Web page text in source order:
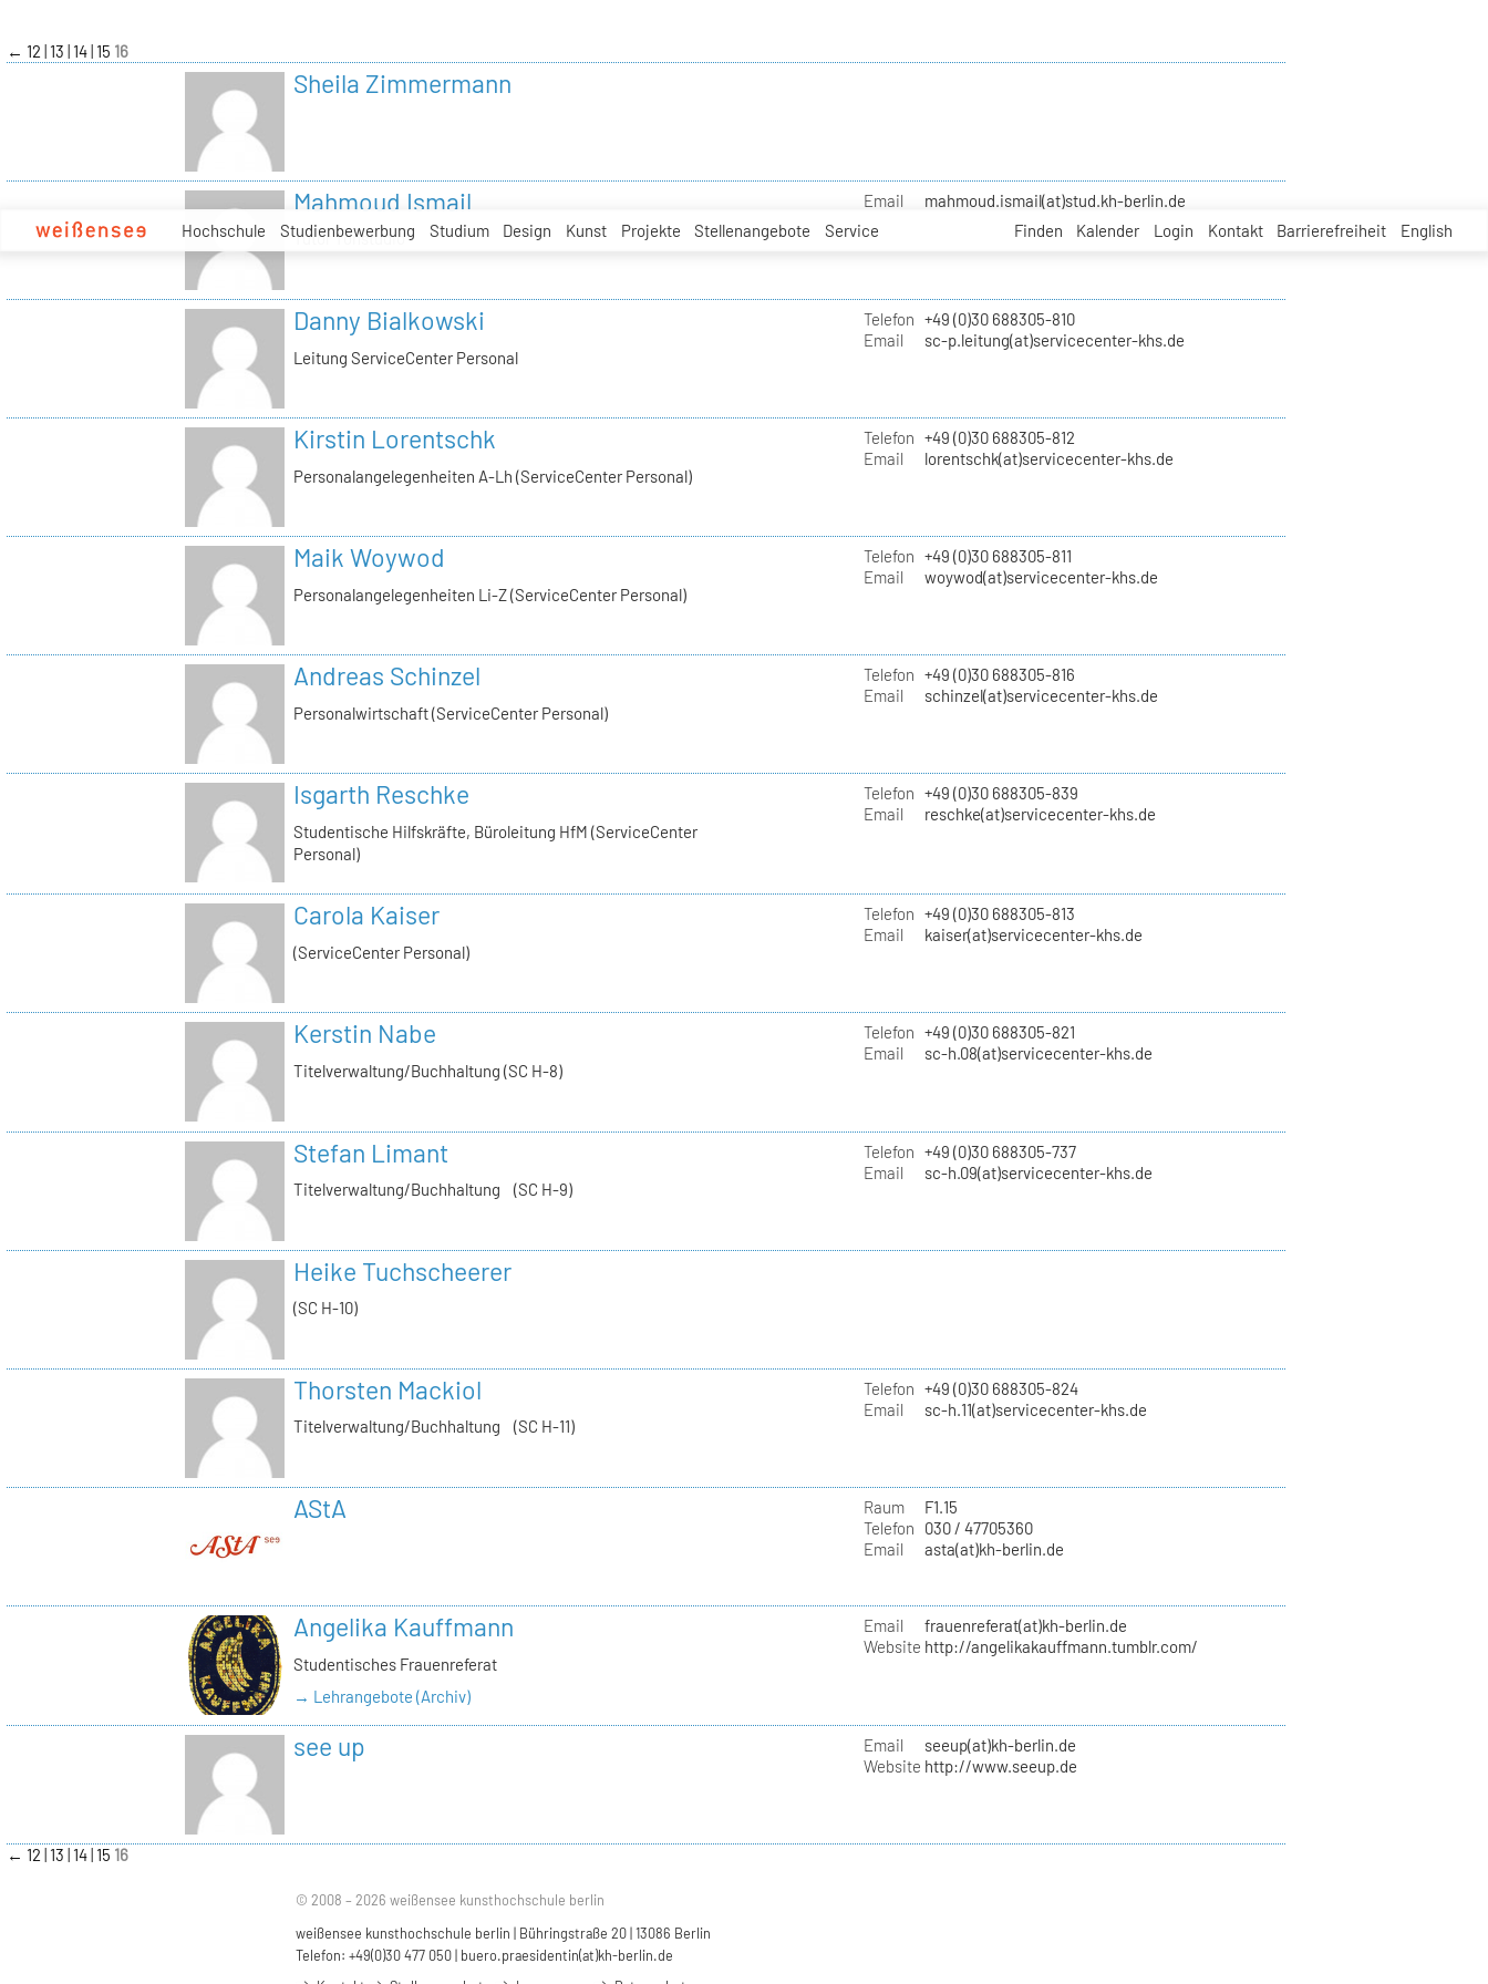
Hochschule Studienbewerbung Studium Design Kunst Projekte Stellenangebote Service Finden Kalender Login Kontakt Barrierefreiheit English
← 12 13 14 15 16
Sheila Zimmermann
Mahmoud Ismail
Tutor Tonstudio
Email mahmoud.ismail(at)stud.kh-berlin.de
Danny Bialkowski
Leitung ServiceCenter Personal
Telefon +49 (0)30 688305-810
Email
sc-p.leitung(at)servicecenter-khs.de
Kirstin Lorentschk
Personalangelegenheiten A-Lh (ServiceCenter Personal)
Telefon +49 (0)30 688305-812
Email
lorentschk(at)servicecenter-khs.de
Maik Woywod
Personalangelegenheiten Li-Z (ServiceCenter Personal)
Telefon +49 (0)30 688305-811
Email
woywod(at)servicecenter-khs.de
Andreas Schinzel
Personalwirtschaft (ServiceCenter Personal)
Telefon +49 (0)30 688305-816
Email
schinzel(at)servicecenter-khs.de
Isgarth Reschke
Studentische Hilfskräfte, Büroleitung HfM (ServiceCenter
Personal)
Telefon +49 (0)30 688305-839
Email
reschke(at)servicecenter-khs.de
Carola Kaiser
(ServiceCenter Personal)
Telefon +49 (0)30 688305-813
Email
kaiser(at)servicecenter-khs.de
Kerstin Nabe
Titelverwaltung/Buchhaltung (SC H-8)
Telefon +49 (0)30 688305-821
Email
sc-h.08(at)servicecenter-khs.de
Stefan Limant
Titelverwaltung/Buchhaltung (SC H-9)
Telefon +49 (0)30 688305-737
Email
sc-h.09(at)servicecenter-khs.de
Heike Tuchscheerer
(SC H-10)
Thorsten Mackiol
Titelverwaltung/Buchhaltung (SC H-11)
Telefon +49 (0)30 688305-824
Email
sc-h.11(at)servicecenter-khs.de
AStA Raum
F1.15
Telefon
030 / 47705360
Email
asta(at)kh-berlin.de
Angelika Kauffmann
Studentisches Frauenreferat
→ Lehrangebote (Archiv)
Email
frauenreferat(at)kh-berlin.de
Website http://angelikakauffmann.tumblr.com/
see up Email
seeup(at)kh-berlin.de
Website http://www.seeup.de
← 12 13 14 15 16
© 2008 – 2026 weißensee kunsthochschule berlin
weißensee kunsthochschule berlin | Bühringstraße 20 | 13086 Berlin
Telefon: +49(0)30 477 050 | buero.praesidentin(at)kh-berlin.de